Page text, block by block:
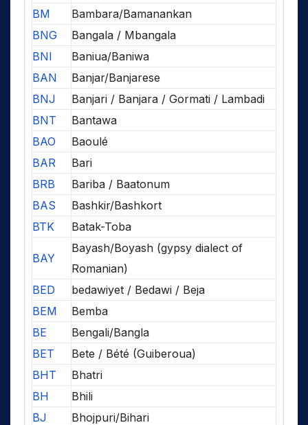
BM
Bambara/Bamanankan
BNG
Bangala / Mbangala
BNI
Baniua/Baniwa
BAN
Banjar/Banjarese
BNJ
Banjari / Banjara / Gormati / Lambadi
BNT
Bantawa
BAO
Baoulé
BAR
Bari
BRB
Bariba / Baatonum
BAS
Bashkir/Bashkort
BTK
Batak-Toba
BAY
Bayash/Boyash (gypsy dialect of
Romanian)
BED
bedawiyet / Bedawi / Beja
BEM
Bemba
BE
Bengali/Bangla
BET
Bete / Bété (Guiberoua)
BHT
Bhatri
BH
Bhili
BJ
Bhojpuri/Bihari